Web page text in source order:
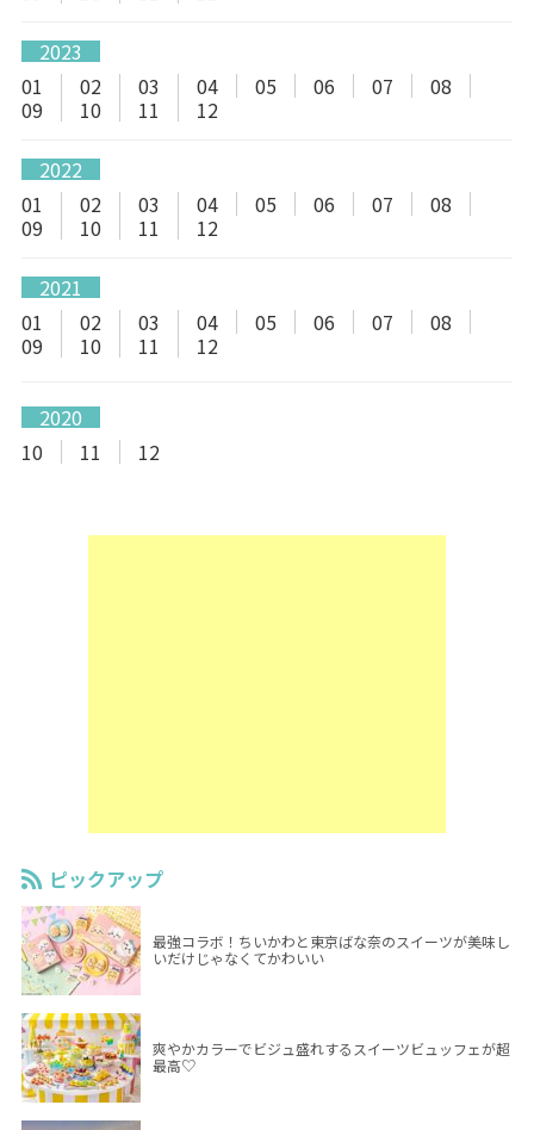
2023
01
02 03 04 05 06 07
08
09
10 11 12
2022
01
02 03 04 05 06 07
08
09
10 11 12
2021
01
02 03 04 05 06 07
08
09
10 11 12
2020
10
11 12
ピックアップ
最強コラボ！ちいかわと東京ばな奈のスイーツが美味し
いだけじゃなくてかわいい
爽やかカラーでビジュ盛れするスイーツビュッフェが超
最高♡